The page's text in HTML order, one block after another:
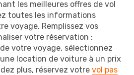
les meilleures offres de vol
toutes les informations
voyage. Remplissez vos
votre réservation :
votre voyage, sélectionnez
location de voiture à un prix
plus, réservez votre vol pas